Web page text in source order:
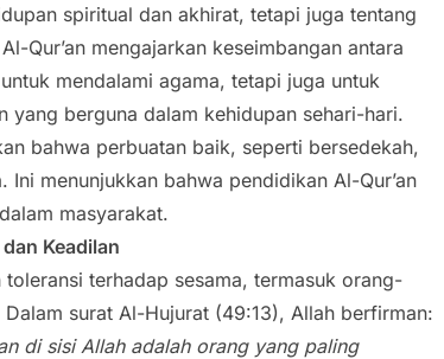
spiritual dan akhirat, tetapi juga tentang
Qur’an mengajarkan keseimbangan antara
mendalami agama, tetapi juga untuk
yang berguna dalam kehidupan sehari-hari.
bahwa perbuatan baik, seperti bersedekah,
menunjukkan bahwa pendidikan Al-Qur’an
masyarakat.
Keadilan
terhadap sesama, termasuk orang-
surat Al-Hujurat (49:13), Allah berfirman:
di sisi Allah adalah orang yang paling